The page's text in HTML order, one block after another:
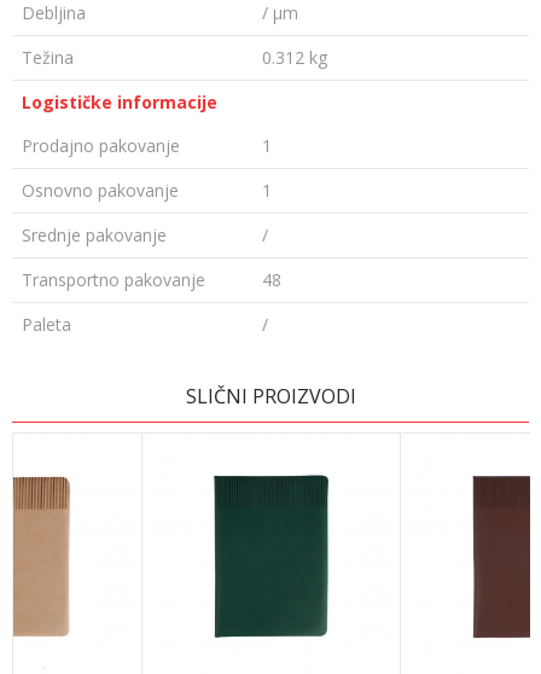
Debljina
/ µm
Težina
0.312 kg
Logističke informacije
Prodajno pakovanje
1
Osnovno pakovanje
1
Srednje pakovanje
/
Transportno pakovanje
48
Paleta
/
SLIČNI PROIZVODI